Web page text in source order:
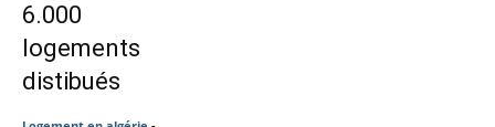
6.000
logements
distibués